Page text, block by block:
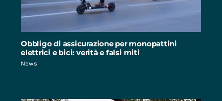
Obbligo di assicurazione per monopattini
elettrici e bici: verità e falsi miti
News